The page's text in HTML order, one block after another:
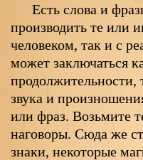
Есть слова и
производить те или
человеком, так и с
может заключаться
продолжительности,
звука и
или фраз. Возьмите
наговоры. Сюда же
знаки, некоторые